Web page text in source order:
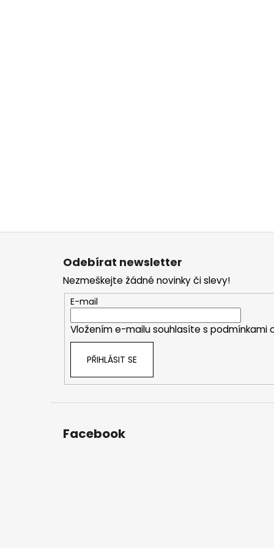
Z
Odebírat newsletter
Nezmeškejte žádné novinky či slevy!
E-mail
Vložením e-mailu souhlasíte s podmínkami
PŘIHLÁSIT SE
Facebook